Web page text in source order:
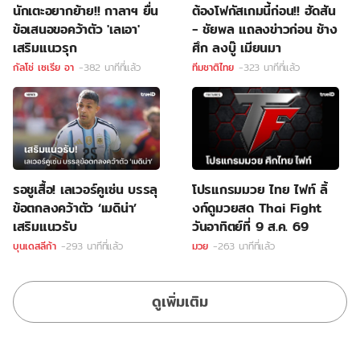
นักเตะอยากย้าย!! กาลาฯ ยื่น
ข้อเสนอขอคว้าตัว 'เลเอา'
เสริมแนวรุก
กัลโช่ เซเรีย อา -382 นาทีที่แล้ว
ต้องโฟกัสเกมนี้ก่อน!! ฮัดสัน
- ชัยพล แถลงข่าวก่อน ช้าง
ศึก ลงบู๊ เมียนมา
ทีมชาติไทย -323 นาทีที่แล้ว
รอชูเสื้อ! เลเวอร์คูเซ่น บรรลุ
ข้อตกลงคว้าตัว ‘เมดิน่า’
เสริมแนวรับ
บุนเดสลีก้า -293 นาทีที่แล้ว
โปรแกรมมวย ไทย ไฟท์ ลิ้
งก์ดูมวยสด Thai Fight
วันอาทิตย์ที่ 9 ส.ค. 69
มวย -263 นาทีที่แล้ว
ดูเพิ่มเติม